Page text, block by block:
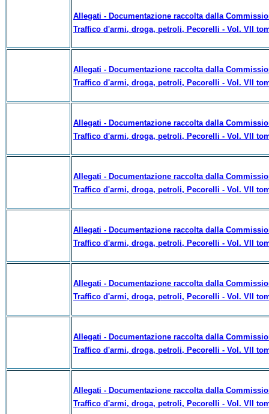
Allegati - Documentazione raccolta dalla
Traffico d'armi, droga, petroli, Pecorelli - Vol. VII
Allegati - Documentazione raccolta dalla
Traffico d'armi, droga, petroli, Pecorelli - Vol. VII
Allegati - Documentazione raccolta dalla
Traffico d'armi, droga, petroli, Pecorelli - Vol. VII
Allegati - Documentazione raccolta dalla
Traffico d'armi, droga, petroli, Pecorelli - Vol. VII
Allegati - Documentazione raccolta dalla
Traffico d'armi, droga, petroli, Pecorelli - Vol. VII
Allegati - Documentazione raccolta dalla
Traffico d'armi, droga, petroli, Pecorelli - Vol. VII
Allegati - Documentazione raccolta dalla
Traffico d'armi, droga, petroli, Pecorelli - Vol. VII
Allegati - Documentazione raccolta dalla
Traffico d'armi, droga, petroli, Pecorelli - Vol. VII